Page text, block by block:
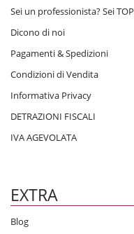
Sei un professionista? Sei TOP
Dicono di noi
Pagamenti & Spedizioni
Condizioni di Vendita
Informativa Privacy
DETRAZIONI FISCALI
IVA AGEVOLATA
EXTRA
Blog